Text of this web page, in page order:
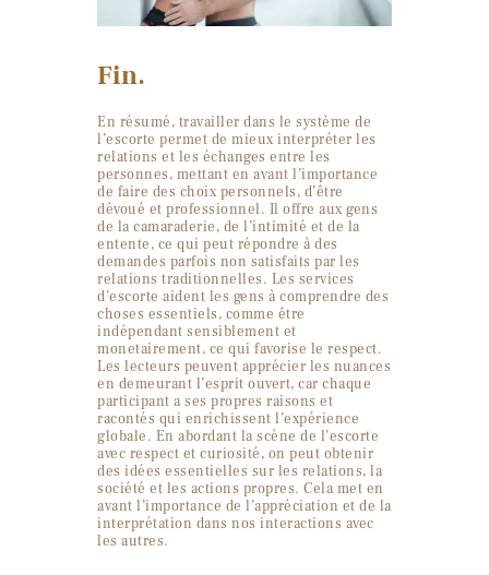
Fin.
En résumé, travailler dans le système de
l’escorte permet de mieux interpréter les
relations et les échanges entre les
personnes, mettant en avant l’importance
de faire des choix personnels, d’être
dévoué et professionnel. Il offre aux gens
de la camaraderie, de l’intimité et de la
entente, ce qui peut répondre à des
demandes parfois non satisfaits par les
relations traditionnelles. Les services
d’escorte aident les gens à comprendre des
choses essentiels, comme être
indépendant sensiblement et
monetairement, ce qui favorise le respect.
Les lecteurs peuvent apprécier les nuances
en demeurant l’esprit ouvert, car chaque
participant a ses propres raisons et
racontés qui enrichissent l’expérience
globale. En abordant la scène de l’escorte
avec respect et curiosité, on peut obtenir
des idées essentielles sur les relations, la
société et les actions propres. Cela met en
avant l’importance de l’appréciation et de la
interprétation dans nos interactions avec
les autres.